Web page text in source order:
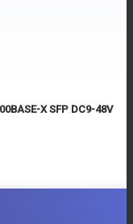
X SFP DC9-48V